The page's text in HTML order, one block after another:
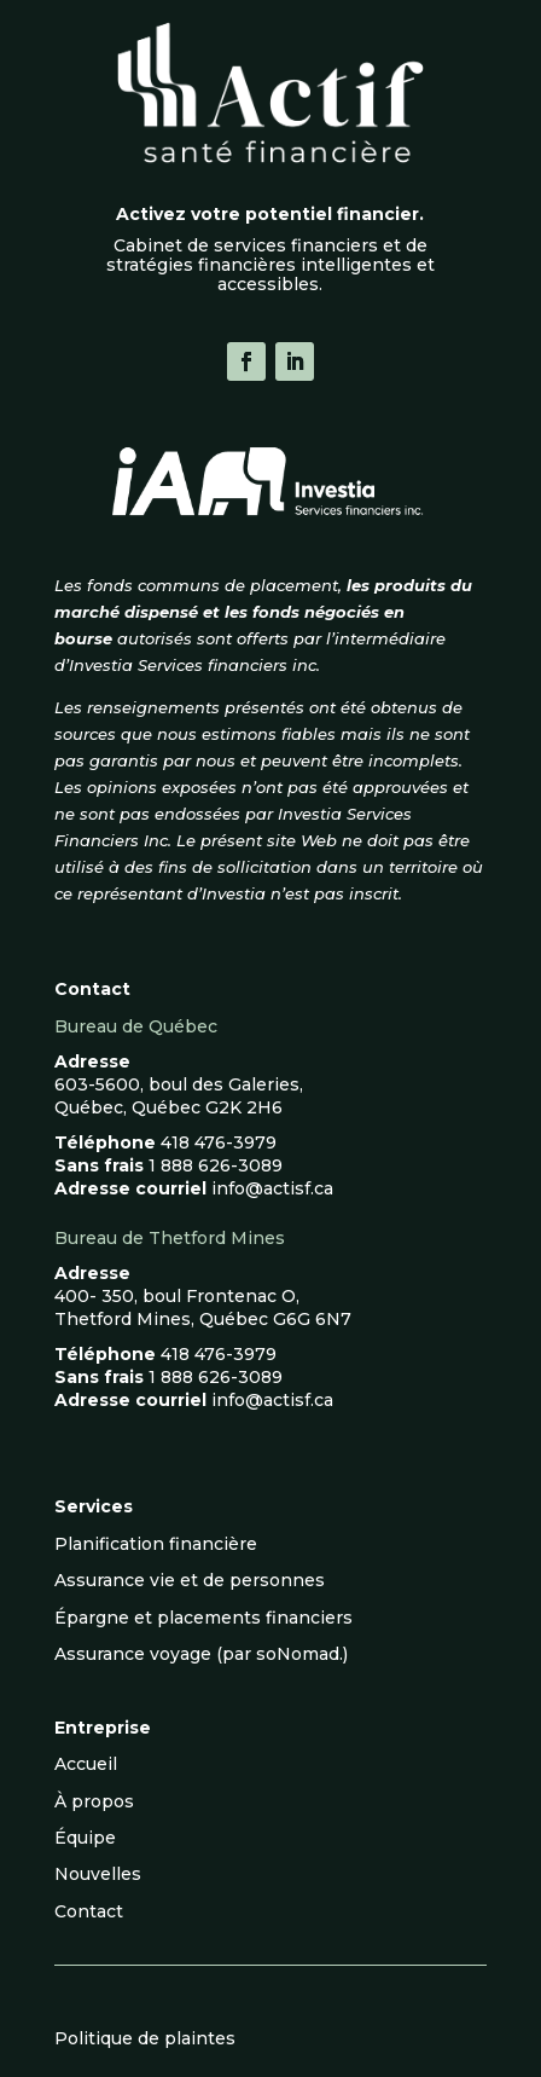
Activez votre potentiel financier.
Cabinet de services financiers et de
stratégies financières intelligentes et
accessibles.
Les fonds communs de placement, les produits du
marché dispensé et les fonds négociés en
bourseautorisés sont offerts par l’intermédiaire
d’Investia Services financiers inc.
Les renseignements présentés ont été obtenus de
sources que nous estimons fiables mais ils ne sont
pas garantis par nous et peuvent être incomplets.
Les opinions exposées n’ont pas été approuvées et
ne sont pas endossées par Investia Services
Financiers Inc. Le présent site Web ne doit pas être
utilisé à des fins de sollicitation dans un territoire où
ce représentant d’Investia n’est pas inscrit.
Contact
Bureau de Québec
Adresse
603-5600, boul des Galeries,
Québec, Québec G2K 2H6
Téléphone 418 476-3979
Sans frais 1 888 626-3089
Adresse courriel info@actisf.ca
Bureau de Thetford Mines
Adresse
400- 350, boul Frontenac O,
Thetford Mines, Québec G6G 6N7
Téléphone 418 476-3979
Sans frais 1 888 626-3089
Adresse courriel info@actisf.ca
Services
Planification financière
Assurance vie et de personnes
Épargne et placements financiers
Assurance voyage (par soNomad.)
Entreprise
Accueil
À propos
Équipe
Nouvelles
Contact
Politique de plaintes